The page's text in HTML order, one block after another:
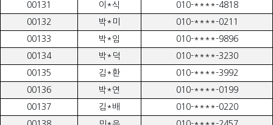
00131
이*식
010-****-4818
00132
박*미
010-****-0211
00133
박*임
010-****-9896
00134
박*덕
010-****-3230
00135
김*환
010-****-3992
00136
박*연
010-****-0199
00137
김*배
010-****-0220